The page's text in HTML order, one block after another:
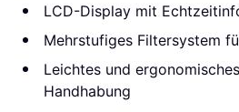
LCD-Display mit
Mehrstufiges Filtersystem
Leichtes und
Handhabung